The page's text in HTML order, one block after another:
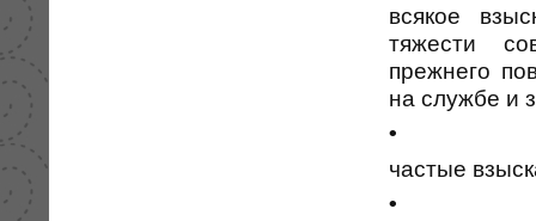
всякое
тяжести
прежнего
на службе и
•
частые
•